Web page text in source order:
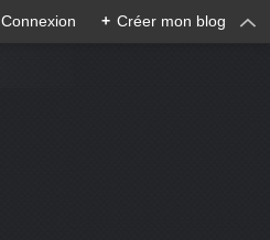
Connexion + Créer mon blog